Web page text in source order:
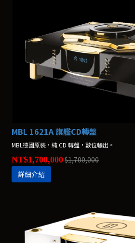
MBL 1621A 旗艦CD轉盤
MBL德國原裝，純 CD 轉盤，數位輸出。
NT$1,700,000$1,700,000
詳細介紹